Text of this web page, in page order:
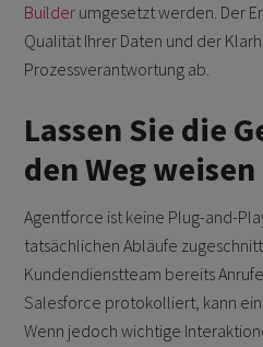
Builder umgesetzt werden. Der
Qualität Ihrer Daten und der
Prozessverantwortung ab.
Lassen Sie die
den Weg weisen
Agentforce ist keine Plug-and-
tatsächlichen Abläufe
Kundendienstteam bereits
Salesforce protokolliert, kann
Wenn jedoch wichtige